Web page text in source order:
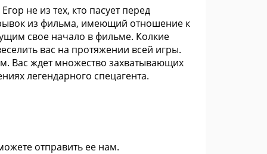
не из тех, кто пасует перед
из фильма, имеющий отношение к
свое начало в фильме. Колкие
вас на протяжении всей игры.
Вас ждет множество захватывающих
легендарного спецагента.
отправить ее нам.